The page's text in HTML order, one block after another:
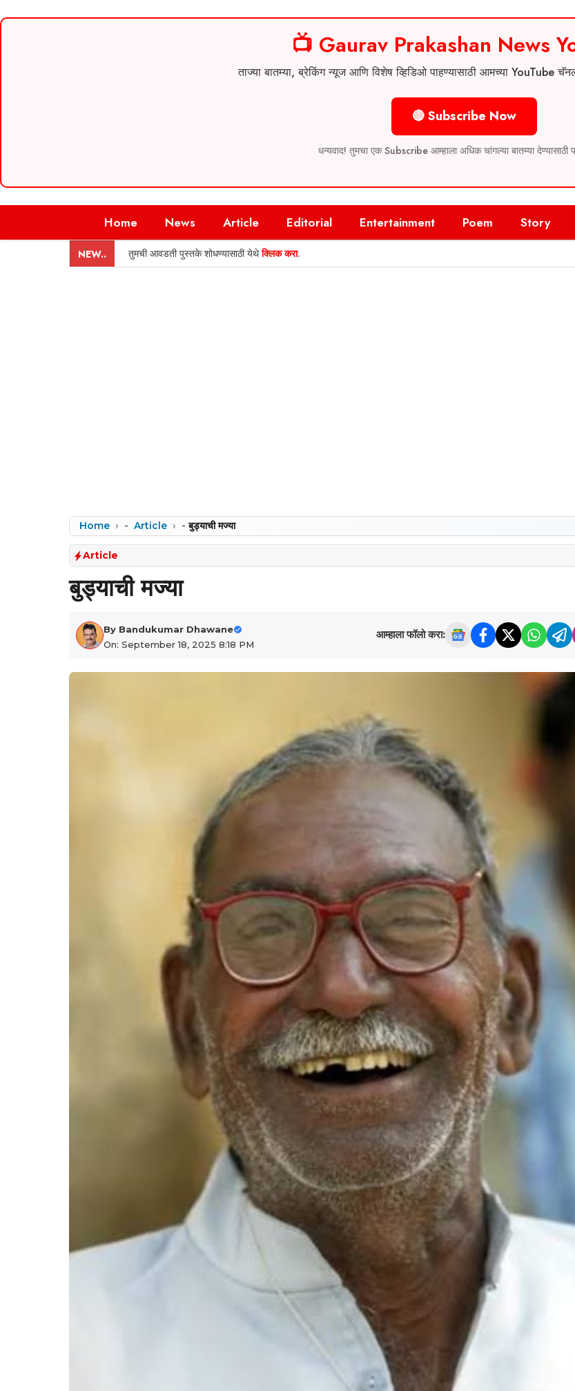
📺 Gaurav Prakashan News
ताज्या बातम्या, ब्रेकिंग न्यूज आणि विशेष व्हिडिओ पाहण्यासाठी आमच्या YouTube
🔴 Subscribe Now
धन्यवाद! तुमचा एक Subscribe आम्हाला अधिक चांगल्या बातम्या देण्यासाठी
Home News Article Editorial Entertainment Poem Story
NEW.. तुमची आवडती पुस्तके शोधण्यासाठी येथेक्लिक करा.
Home - Article -बुड्याची मज्या
Article
बुड्याची मज्या
By Bandukumar Dhawane
On: September 18, 2025 8:18 PM
आम्हाला फॉलो करा: